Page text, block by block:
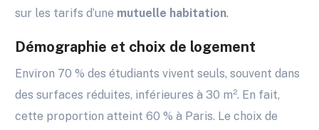
sur les tarifs d’une mutuelle habitation.
Démographie et choix de logement
Environ 70 % des étudiants vivent seuls, souvent dans
des surfaces réduites, inférieures à 30 m². En fait,
cette proportion atteint 60 % à Paris. Le choix de